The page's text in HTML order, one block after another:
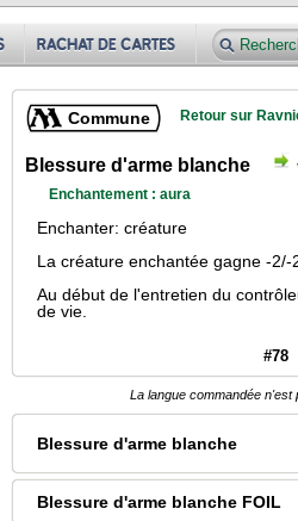
Commune Retour sur
Blessure d'arme blanche
Enchantement : aura
Enchanter: créature
La créature enchantée gagne -2/-
Au début de l'entretien du
de vie.
#78
La langue commandée n'est
Blessure d'arme blanche
Blessure d'arme blanche FOIL